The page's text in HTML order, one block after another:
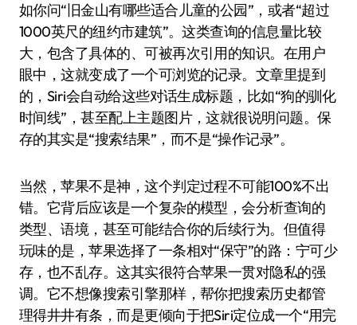
如你问“旧金山有哪些适合儿童的公园”，或者“超过
1000英尺的纽约市建筑”。这类查询的信息量比较
大，包含了具体的、可被再次引用的知识。在用户
眼中，这就变成了一个可浏览的记录。文章里提到
的，Siri会自动给这些对话生成标题，比如“狗的驯化
时间线”，甚至配上主题图片，这就很说明问题。保
存的其实是“搜索结果”，而不是“操作记录”。
当然，苹果不是神，这个判定过程不可能100%不出
错。它背后应该是一个复杂的模型，会分析查询的
类型、语境，甚至可能结合你的后续行为。但值得
玩味的是，苹果选择了一条相对“保守”的路：宁可少
存，也不乱存。这其实很符合苹果一贯对隐私的强
调。它不想像搜索引擎那样，帮你把搜索历史都管
理得井井有条，而是更倾向于把Siri定位成一个“用完